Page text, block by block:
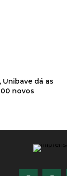
Unibave dá as
novos